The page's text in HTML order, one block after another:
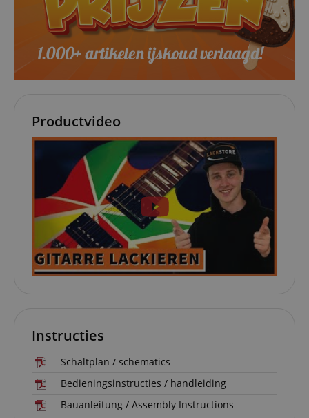
Productvideo
Instructies
Schaltplan / schematics
Bedieningsinstructies / handleiding
Bauanleitung / Assembly Instructions
.kirstein.nl
determine what
ads should be
shown that
be relevant to
end user
the site.
personalized